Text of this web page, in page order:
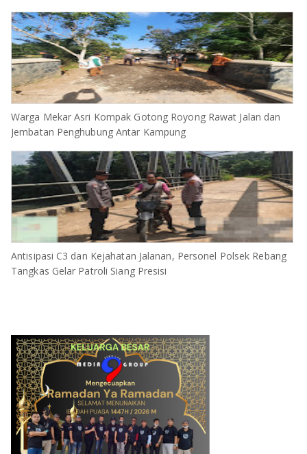
Warga Mekar Asri Kompak Gotong Royong Rawat Jalan dan
Jembatan Penghubung Antar Kampung
Antisipasi C3 dan Kejahatan Jalanan, Personel Polsek Rebang
Tangkas Gelar Patroli Siang Presisi